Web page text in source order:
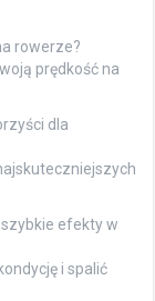
rowerze?
prędkość na
dla
efekty w
i spalić